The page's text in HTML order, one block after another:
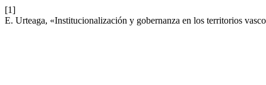
[1]
E. Urteaga, «Institucionalización y gobernanza en los territorios